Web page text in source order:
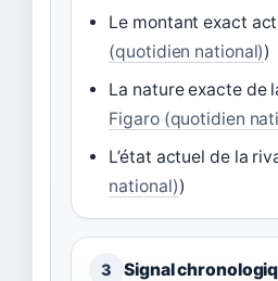
Le montant exact
(quotidien national))
La nature exacte de
Figaro (quotidien
L’état actuel de la
national))
3 Signal